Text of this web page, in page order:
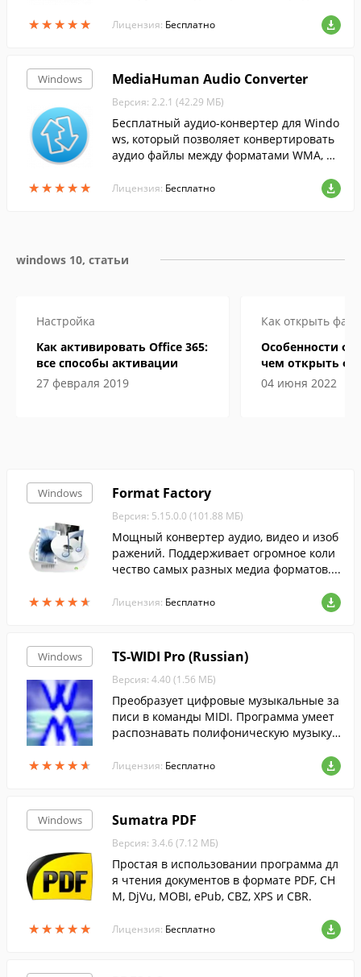
★★★★★
★★★★★ Лицензия: Бесплатно
Windows
★★★★★
★★★★★
MediaHuman Audio Converter
Версия: 2.2.1 (42.29 МБ)
Бесплатный аудио-конвертер для Windo
ws, который позволяет конвертировать
аудио файлы между форматами WMA, M
eless....
Лицензия: Бесплатно
windows 10, статьи
Настройка
Как активировать Office 365:
все способы активации
27 февраля 2019
Как открыть файл
Особенности
чем открыть
электронной
04 июня 2022
Windows
★★★★★
★★★★★
Format Factory
Версия: 5.15.0.0 (101.88 МБ)
Мощный конвертер аудио, видео и изоб
ражений. Поддерживает огромное коли
чество самых разных медиа форматов....
Лицензия: Бесплатно
Windows
★★★★★
★★★★★
TS-WIDI Pro (Russian)
Версия: 4.40 (1.56 МБ)
Преобразует цифровые музыкальные за
писи в команды MIDI. Программа умеет
распознавать полифоническую музыку,
Лицензия: Бесплатно
Windows
★★★★★
★★★★★
Sumatra PDF
Версия: 3.4.6 (7.12 МБ)
Простая в использовании программа дл
я чтения документов в формате PDF, CH
M, DjVu, MOBI, ePub, CBZ, XPS и CBR.
Лицензия: Бесплатно